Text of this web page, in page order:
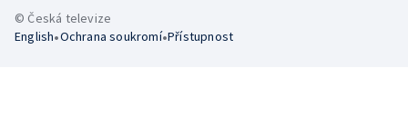
© Česká televize
English•Ochrana soukromí•Přístupnost